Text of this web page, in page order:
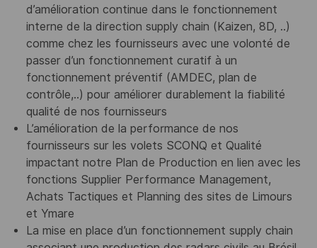
d’amélioration continue dans le fonctionnement
interne de la direction supply chain (Kaizen, 8D, ..)
comme chez les fournisseurs avec une volonté de
passer d’un fonctionnement curatif à un
fonctionnement préventif (AMDEC, plan de
contrôle,..) pour améliorer durablement la fiabilité
qualité de nos fournisseurs
L’amélioration de la performance de nos
fournisseurs sur les volets SCONQ et Qualité
impactant notre Plan de Production en lien avec les
fonctions Supplier Performance Management,
Achats Tactiques et Planning des sites de Limours
et Ymare
La mise en place d’un fonctionnement supply chain